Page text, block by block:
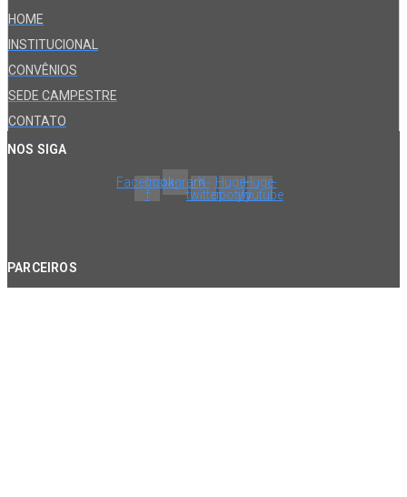
HOME
INSTITUCIONAL
CONVÊNIOS
SEDE CAMPESTRE
CONTATO
NOS SIGA
Facebook-
f
InstagramX-
twitter
Huge-
spotify
Huge-
youtube
PARCEIROS